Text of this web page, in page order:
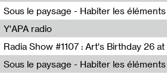
Radio Zero
Nastassja Martin
Y'APA radio
Pierrick Mouton
Radio Helsinki